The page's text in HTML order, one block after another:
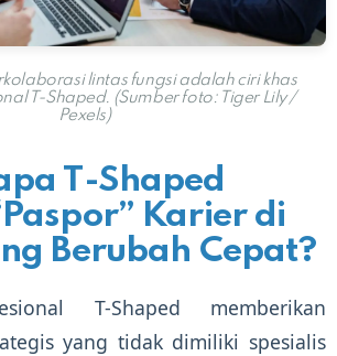
lintas fungsi adalah ciri khas
T-Shaped. (Sumber foto: Tiger Lily /
Pexels)
T-Shaped
Karier di
Berubah Cepat?
T-Shaped memberikan
yang tidak dimiliki spesialis